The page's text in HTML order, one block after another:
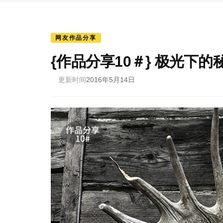
网友作品分享
{作品分享10＃} 极光下的
更新时间2016年5月14日